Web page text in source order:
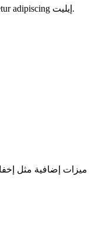
لوريم إيبسوم دولور سيت أميت، consectetur adipiscing إيليت.
ميزات إضافية مثل